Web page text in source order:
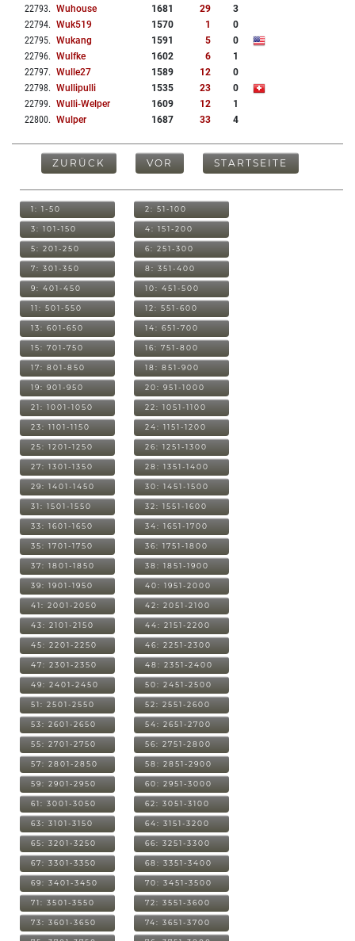
22793. Wuhouse 1681 29
3
22794. Wuk519 1570 1
0
22795. Wukang 1591 5
0
22796. Wulfke 1602 6
1
22797. Wulle27 1589 12
0
22798. Wullipulli 1535 23
0
22799. Wulli-Welper 1609 12
1
22800. Wulper 1687 33 4
ZURÜCK VOR STARTSEITE
1: 1-50 2: 51-100
3: 101-150 4: 151-200
5: 201-250 6: 251-300
7: 301-350 8: 351-400
9: 401-450 10: 451-500
11: 501-550 12: 551-600
13: 601-650 14: 651-700
15: 701-750 16: 751-800
17: 801-850 18: 851-900
19: 901-950 20: 951-1000
21: 1001-1050 22: 1051-1100
23: 1101-1150 24: 1151-1200
25: 1201-1250 26: 1251-1300
27: 1301-1350 28: 1351-1400
29: 1401-1450 30: 1451-1500
31: 1501-1550 32: 1551-1600
33: 1601-1650 34: 1651-1700
35: 1701-1750 36: 1751-1800
37: 1801-1850 38: 1851-1900
39: 1901-1950 40: 1951-2000
41: 2001-2050 42: 2051-2100
43: 2101-2150 44: 2151-2200
45: 2201-2250 46: 2251-2300
47: 2301-2350 48: 2351-2400
49: 2401-2450 50: 2451-2500
51: 2501-2550 52: 2551-2600
53: 2601-2650 54: 2651-2700
55: 2701-2750 56: 2751-2800
57: 2801-2850 58: 2851-2900
59: 2901-2950 60: 2951-3000
61: 3001-3050 62: 3051-3100
63: 3101-3150 64: 3151-3200
65: 3201-3250 66: 3251-3300
67: 3301-3350 68: 3351-3400
69: 3401-3450 70: 3451-3500
71: 3501-3550 72: 3551-3600
73: 3601-3650 74: 3651-3700